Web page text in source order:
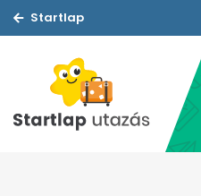
Startlap